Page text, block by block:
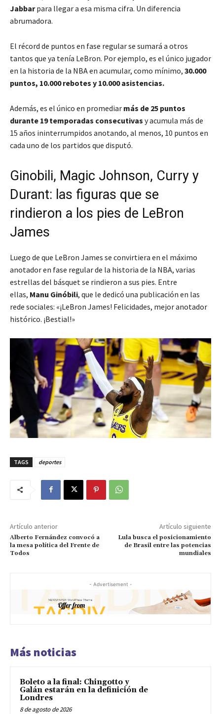
Jabbarpara llegar a esa misma cifra. Un diferencia
abrumadora.
El récord de puntos en fase regular se sumará a otros
tantos que ya tenía LeBron. Por ejemplo, es el único jugador
en la historia de la NBA en acumular, como mínimo, 30.000
puntos, 10.000 rebotes y 10.000 asistencias.
Además, es el único en promediar más de 25 puntos
durante 19 temporadas consecutivas y acumula más de
15 años ininterrumpidos anotando, al menos, 10 puntos en
cada uno de los partidos que disputó.
Ginobili, Magic Johnson, Curry y
Durant: las figuras que se
rindieron a los pies de LeBron
James
Luego de que LeBron James se convirtiera en el máximo
anotador en fase regular de la historia de la NBA, varias
estrellas del básquet se rindieron a sus pies. Entre
ellas, Manu Ginóbili, que le dedicó una publicación en las
rede sociales: «¡LeBron James! Felicidades, mejor anotador
histórico. ¡Bestial!»
TAGS deportes
Artículo anterior
Alberto Fernández convocó a
la mesa política del Frente de
Todos
Artículo siguiente
Lula busca el posicionamiento
de Brasil entre las potencias
mundiales
- Advertisement -
Más noticias
Boleto a la final: Chingotto y
Galán estarán en la definición de
Londres
8 de agosto de 2026